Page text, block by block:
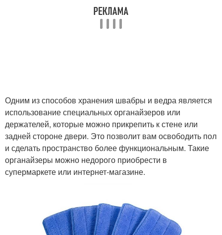
Одним из способов хранения швабры и ведра является
использование специальных органайзеров или
держателей, которые можно прикрепить к стене или
задней стороне двери. Это позволит вам освободить пол
и сделать пространство более функциональным. Такие
органайзеры можно недорого приобрести в
супермаркете или интернет-магазине.